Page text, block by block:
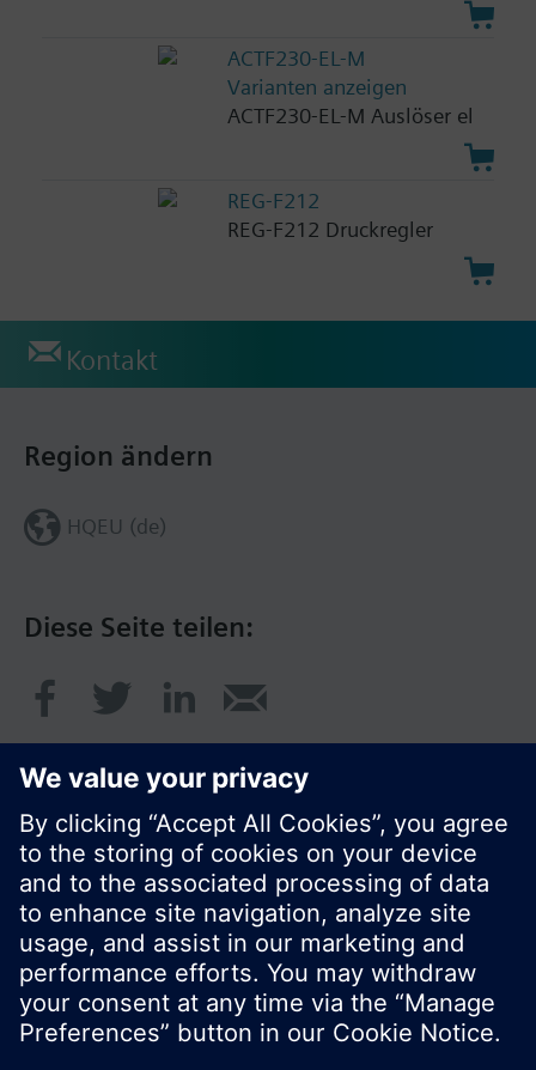
ACTF230-EL-M
Varianten anzeigen
ACTF230-EL-M Auslöser el
REG-F212
REG-F212 Druckregler
Kontakt
Diese Seite teilen:
Region ändern
HQEU (de)
© Siemens Schweiz AG 2017
Produktangebot und Preise können pro Land
variieren.